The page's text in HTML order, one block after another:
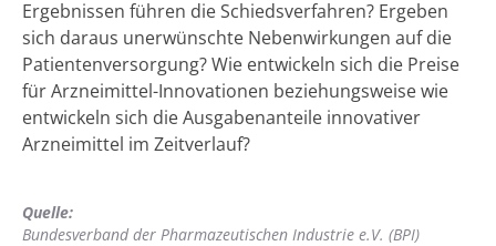
Ergebnissen führen die Schiedsverfahren? Ergeben
sich daraus unerwünschte Nebenwirkungen auf die
Patientenversorgung? Wie entwickeln sich die Preise
für Arzneimittel-Innovationen beziehungsweise wie
entwickeln sich die Ausgabenanteile innovativer
Arzneimittel im Zeitverlauf?
Quelle:
Bundesverband der Pharmazeutischen Industrie e.V. (BPI)